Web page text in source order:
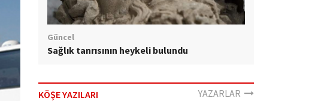
Güncel
Sağlık tanrısının heykeli bulundu
KÖŞE YAZILARI YAZARLAR